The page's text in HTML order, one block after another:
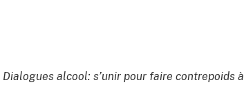
Dialogues alcool: s’unir pour faire contrepoids à